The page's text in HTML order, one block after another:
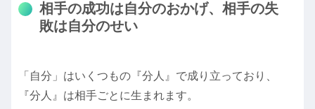
相手の成功は自分のおかげ、相手の失
敗は自分のせい
「自分」はいくつもの『分人』で成り立っており、
『分人』は相手ごとに生まれます。